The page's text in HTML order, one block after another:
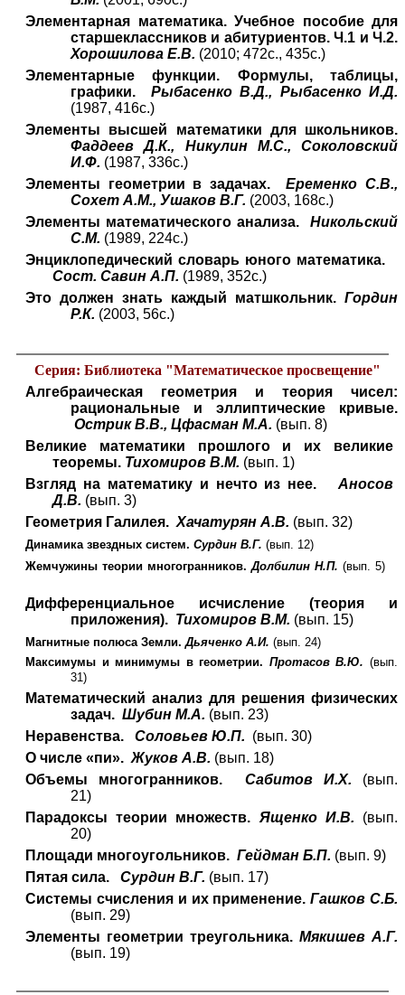
Элементарная математика. Учебное пособие для
старшеклассников и абитуриентов. Ч.1 и Ч.2.
Хорошилова Е.В. (2010; 472с., 435с.)
Элементарные функции. Формулы, таблицы,
графики. Рыбасенко В.Д., Рыбасенко И.Д.
(1987, 416с.)
Элементы высшей математики для школьников.
Фаддеев Д.К., Никулин М.С., Соколовский
И.Ф. (1987, 336с.)
Элементы геометрии в задачах.Еременко С.В.,
Сохет А.М., Ушаков В.Г. (2003, 168с.)
Элементы математического анализа.
Никольский
С.М. (1989, 224с.)
Энциклопедический словарь юного математика.
Сост. Савин А.П. (1989, 352с.)
Это должен знать каждый матшкольник. Гордин
Р.К. (2003, 56с.)
Серия: Библиотека "Математическое просвещение"
Алгебраическая геометрия и теория чисел:
рациональные и эллиптические кривые.
Острик В.В., Цфасман М.А. (вып. 8)
Великие математики прошлого и их великие
теоремы. Тихомиров В.М. (вып. 1)
Взгляд на математику и нечто из нее. Аносов
Д.В. (вып. 3)
Геометрия Галилея. Хачатурян А.В. (вып. 32)
Динамика звездных систем. Сурдин В.Г. (вып. 12)
Жемчужины теории многогранников.Долбилин Н.П. (вып. 5)
Дифференциальное исчисление (теория и
приложения). Тихомиров В.М. (вып. 15)
Магнитные полюса Земли.Дьяченко А.И. (вып. 24)
Максимумы и минимумы в геометрии. Протасов В.Ю. (вып.
31)
Математический анализ для решения физических
задач. Шубин М.А. (вып. 23)
Неравенства. Соловьев Ю.П. (вып. 30)
О числе «пи». Жуков А.В. (вып. 18)
Объемы многогранников. Сабитов И.Х. (вып.
21)
Парадоксы теории множеств. Ященко И.В.
(вып.
20)
Площади многоугольников. Гейдман Б.П. (вып. 9)
Пятая сила. Сурдин В.Г. (вып. 17)
Системы счисления и их применение.Гашков С.Б.
(вып. 29)
Элементы геометрии треугольника. Мякишев А.Г.
(вып. 19)